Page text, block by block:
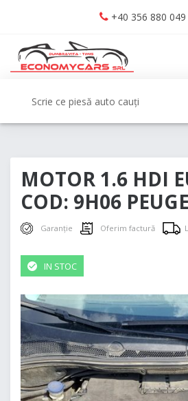
navigation
content
+40 356 880 049
MOTOR 1.6 HDI
COD: 9H06
Garanție Oferim factură
IN STOC